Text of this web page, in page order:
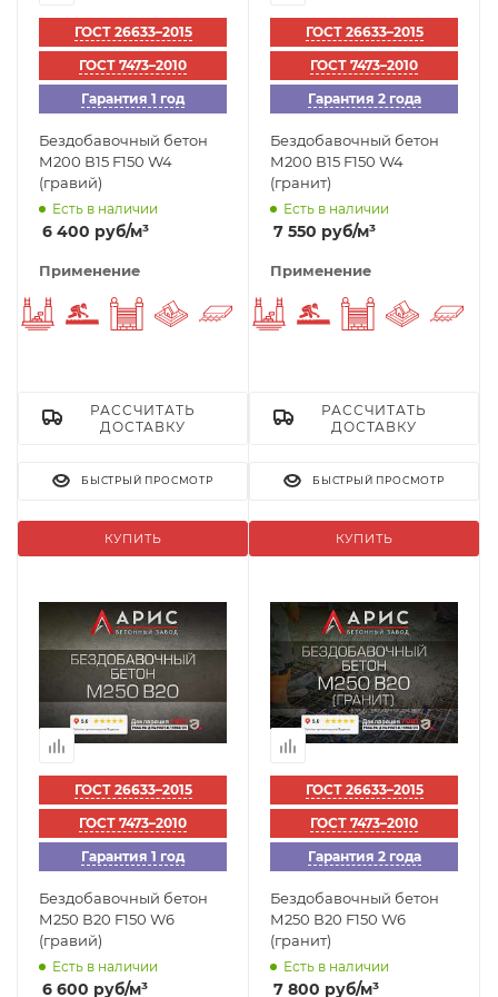
ГОСТ 26633–2015
ГОСТ 7473–2010
Гарантия 1 год
Бездобавочный бетон
М200 В15 F150 W4
(гравий)
Есть в наличии
6 400 руб/м³
Применение
Фундаменты
Стяжка пола
ЗаборыОтмостка вокруг дома
Плиты перекрытия
КУПИТЬ
РАССЧИТАТЬ
ДОСТАВКУ
БЫСТРЫЙ ПРОСМОТР
ГОСТ 26633–2015
ГОСТ 7473–2010
Гарантия 2 года
Бездобавочный бетон
М200 В15 F150 W4
(гранит)
Есть в наличии
7 550 руб/м³
Применение
Фундаменты
Стяжка пола
Заборы
КУПИТЬ
РАССЧИТАТЬ
ДОСТАВКУ
БЫСТРЫЙ ПРОСМОТР
ГОСТ 26633–2015
ГОСТ 7473–2010
Гарантия 1 год
Бездобавочный бетон
М250 В20 F150 W6
(гравий)
Есть в наличии
6 600 руб/м³
ГОСТ 26633–2015
ГОСТ 7473–2010
Гарантия 2 года
Бездобавочный бетон
М250 В20 F150 W6
(гранит)
Есть в наличии
7 800 руб/м³